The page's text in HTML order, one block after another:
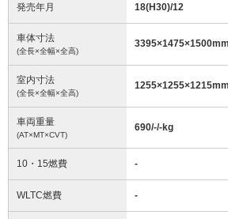
発売年月 18(H30)/12
車体寸法
(全長×全幅×全高)
3395×1475×1500mm
室内寸法
(全長×全幅×全高)
1255×1255×1215mm
車両重量
(AT×MT×CVT)
690/-/-kg
10・15燃費 -
WLTC燃費 -